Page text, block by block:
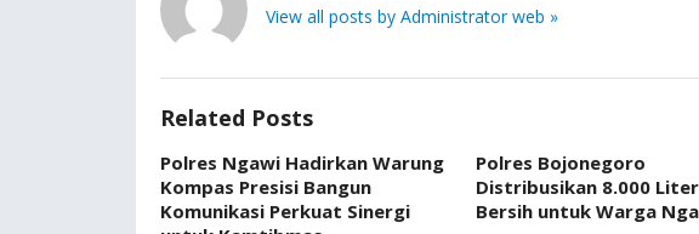
View all posts by Administrator web »
Related Posts
Polres Ngawi Hadirkan Warung
Kompas Presisi Bangun
Komunikasi Perkuat Sinergi
Polres Bojonegoro
Distribusikan 8.000
Bersih untuk Warga